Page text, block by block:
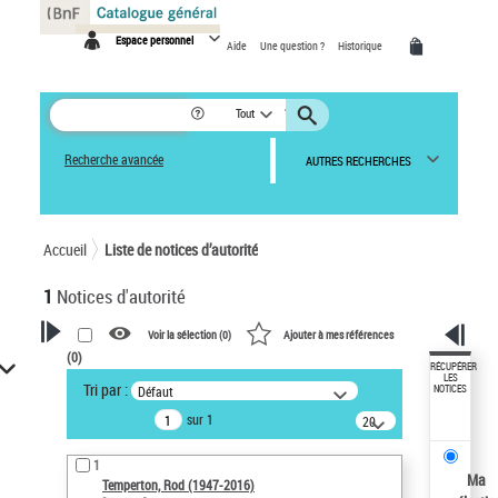
Espace personnel Aide Une question ? Historique
Tout
Recherche avancée AUTRES RECHERCHES
Accueil Liste de notices d’autorité
1 Notices d'autorité
VOTRE RECHERCHE
Recherche avancée dans les
notices d’autorité
Œuvres liées à l'auteur :
Temperton, Rod (1947-2016)
Voir la sélection (0) Ajouter à mes références
(0)
Tri par : Défaut
sur 1
20
résultats/page
1
Temperton, Rod (1947-2016)
RÉCUPÉRER
LES
NOTICES
Ma
Panneau de gestion des cookies